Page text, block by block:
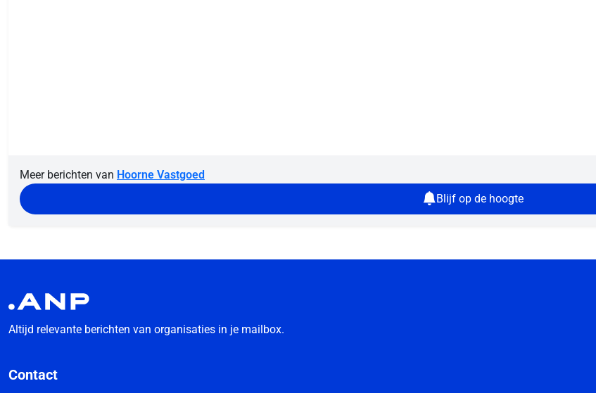
Meer berichten van Hoorne Vastgoed
Blijf op de hoogte
Altijd relevante berichten van organisaties in je mailbox.
Contact